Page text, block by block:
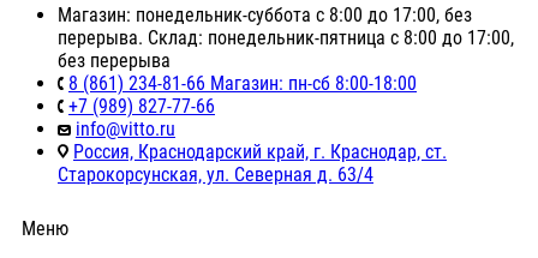
Магазин: понедельник-суббота с 8:00 до 17:00, без
перерыва. Склад: понедельник-пятница с 8:00 до 17:00,
без перерыва
8 (861) 234-81-66 Магазин: пн-сб 8:00-18:00
+7 (989) 827-77-66
info@vitto.ru
Россия, Краснодарский край, г. Краснодар, ст.
Старокорсунская, ул. Северная д. 63/4
Меню